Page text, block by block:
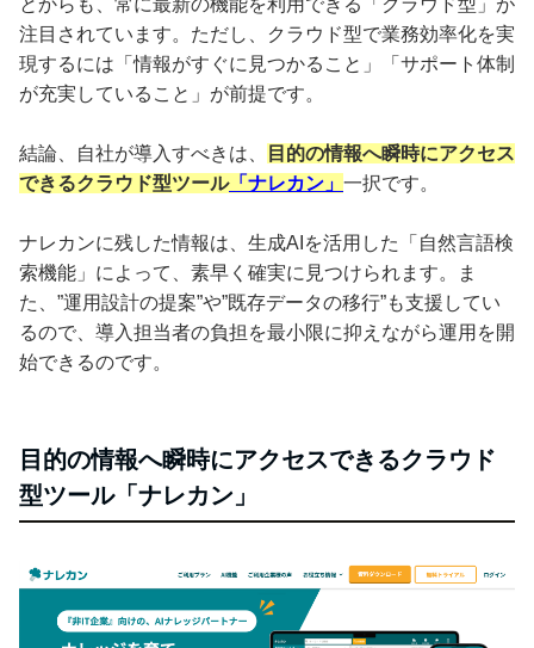
とからも、常に最新の機能を利用できる「クラウド型」が
注目されています。ただし、クラウド型で業務効率化を実
現するには「情報がすぐに見つかること」「サポート体制
が充実していること」が前提です。
結論、自社が導入すべきは、
目的の情報へ瞬時にアクセス
できるクラウド型ツール「ナレカン」 一択です。
ナレカンに残した情報は、生成AIを活用した「自然言語検
索機能」によって、素早く確実に見つけられます。ま
た、”運用設計の提案”や”既存データの移行”も支援してい
るので、導入担当者の負担を最小限に抑えながら運用を開
始できるのです。
目的の情報へ瞬時にアクセスできるクラウド
型ツール「ナレカン」